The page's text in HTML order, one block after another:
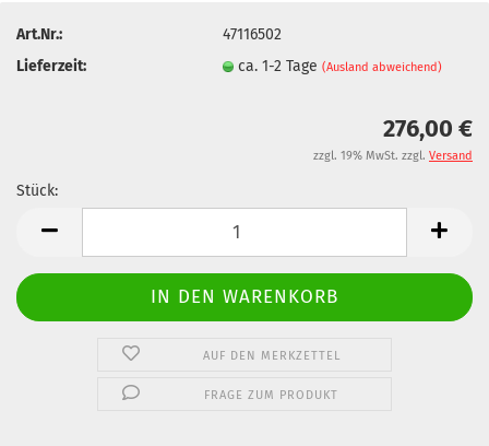
Art.Nr.:
47116502
Lieferzeit:
ca. 1-2 Tage(Ausland abweichend)
276,00 €
zzgl. 19% MwSt. zzgl. Versand
Stück:
AUF DEN MERKZETTEL
FRAGE ZUM PRODUKT